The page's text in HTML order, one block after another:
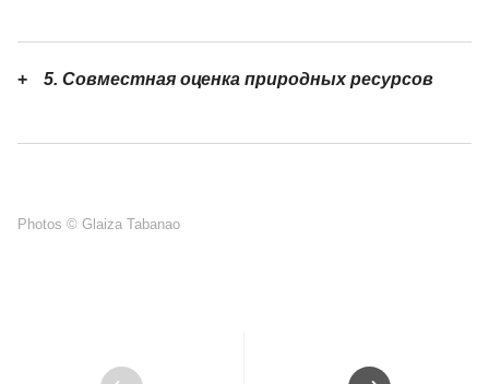
5. Совместная оценка природных ресурсов
Photos © Glaiza Tabanao
Предыдущий Следующий